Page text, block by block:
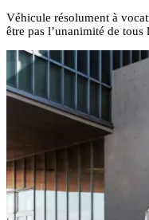
Véhicule résolument à
être pas l’unanimité de tous